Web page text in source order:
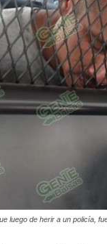
luego de herir a un policía,